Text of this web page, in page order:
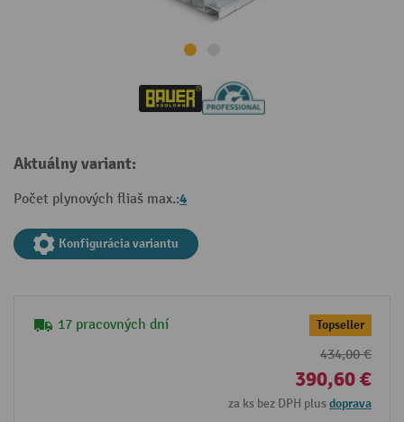
Aktuálny variant:
Počet plynových fliaš max.:4
Konfigurácia variantu
17 pracovných dní Topseller
434,00 €
390,60 €
za ks bez DPH plusdoprava